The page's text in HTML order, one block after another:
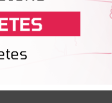
Daugavietis